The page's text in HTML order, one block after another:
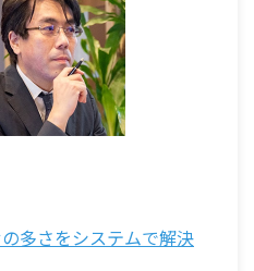
多さをシステムで解決